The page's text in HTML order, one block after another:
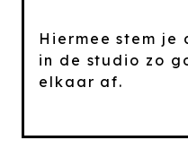
Hiermee stem je
in de studio zo
elkaar af.